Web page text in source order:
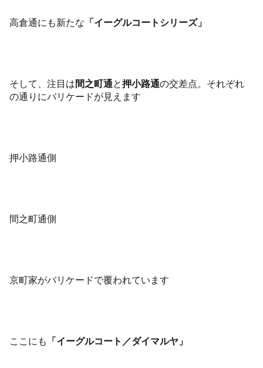
高倉通にも新たな 「イーグルコートシリーズ」
そして、注目は間之町通と押小路通の交差点。それぞれ
の通りにバリケードが見えます
押小路通側
間之町通側
京町家がバリケードで覆われています
ここにも 「イーグルコート／ダイマルヤ」